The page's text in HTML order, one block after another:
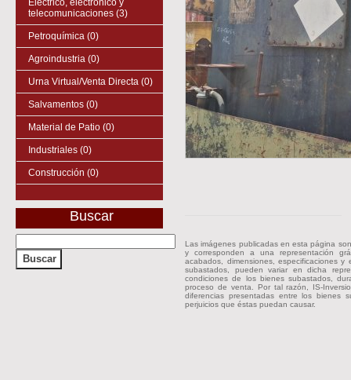
Eléctrico, electrónico y
telecomunicaciones (3)
Petroquímica (0)
Agroindustria (0)
Urna Virtual/Venta Directa (0)
Salvamentos (0)
Material de Patio (0)
Industriales (0)
Construcción (0)
Buscar
Las imágenes publicadas en esta página
y corresponden a una representación
acabados, dimensiones, especificaciones
subastados, pueden variar en dicha
condiciones de los bienes subastados,
proceso de venta. Por tal razón, IS-
diferencias presentadas entre los bienes
perjuicios que éstas puedan causar.